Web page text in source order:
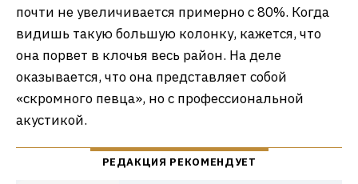
почти не увеличивается примерно с 80%. Когда
видишь такую большую колонку, кажется, что
она порвет в клочья весь район. На деле
оказывается, что она представляет собой
«скромного певца», но с профессиональной
акустикой.